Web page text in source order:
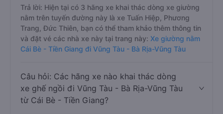
Trả lời: Hiện tại có 3 hãng xe khai thác dòng xe giường
nằm trên tuyến đường này là xe Tuấn Hiệp, Phương
Trang, Đức Thiên, bạn có thể tham khảo thêm thông tin
và đặt vé các nhà xe này tại trang này: Xe giường nằm
Cái Bè - Tiền Giang đi Vũng Tàu - Bà Rịa-Vũng Tàu
Câu hỏi: Các hãng xe nào khai thác dòng
xe ghế ngồi đi Vũng Tàu - Bà Rịa-Vũng Tàu
từ Cái Bè - Tiền Giang?